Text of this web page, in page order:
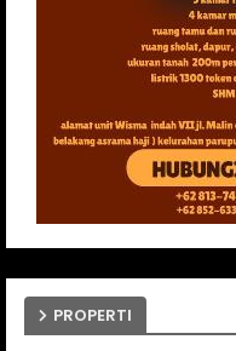
PROPERTI